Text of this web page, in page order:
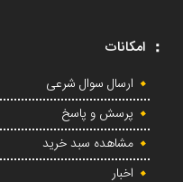
امکانات
ارسال سوال شرعی
پرسش و پاسخ
مشاهده سبد خرید
اخبار